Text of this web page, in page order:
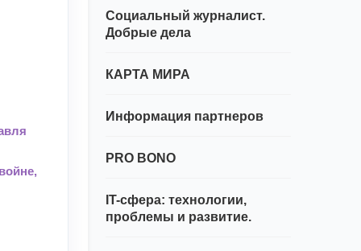
Социальный журналист.
Добрые дела
КАРТА МИРА
Информация партнеров
PRO BONO
IT-сфера: технологии,
проблемы и развитие.